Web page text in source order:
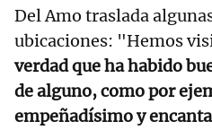
Del Amo traslada
ubicaciones: "Hemos
verdad que ha habido
de alguno, como por
empeñadísimo y